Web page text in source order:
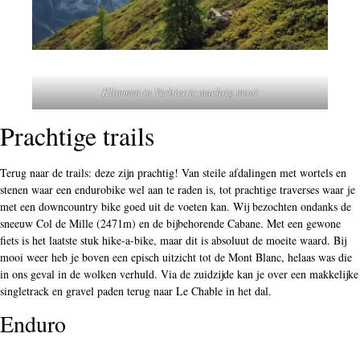
Klimmen in Verbier is machtig mooi
Prachtige trails
Terug naar de trails: deze zijn prachtig! Van steile afdalingen met wortels en
stenen waar een endurobike wel aan te raden is, tot prachtige traverses waar je
met een downcountry bike goed uit de voeten kan. Wij bezochten ondanks de
sneeuw Col de Mille (2471m) en de bijbehorende Cabane. Met een gewone
fiets is het laatste stuk hike-a-bike, maar dit is absoluut de moeite waard. Bij
mooi weer heb je boven een episch uitzicht tot de Mont Blanc, helaas was die
in ons geval in de wolken verhuld. Via de zuidzijde kan je over een makkelijke
singletrack en gravel paden terug naar Le Chable in het dal.
Enduro